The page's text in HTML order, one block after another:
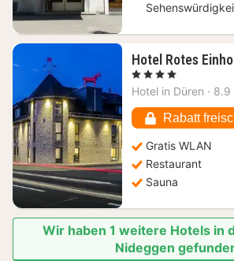
Hotel Rotes
, 4 Sterne
Hotel in Düren · 8.9
Rabatt
Gratis WLAN
Restaurant
Sauna
Wir haben 1 weitere Hotels in
Nideggen